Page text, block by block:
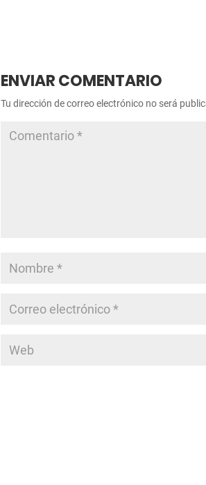
ENVIAR COMENTARIO
Tu dirección de correo electrónico no será